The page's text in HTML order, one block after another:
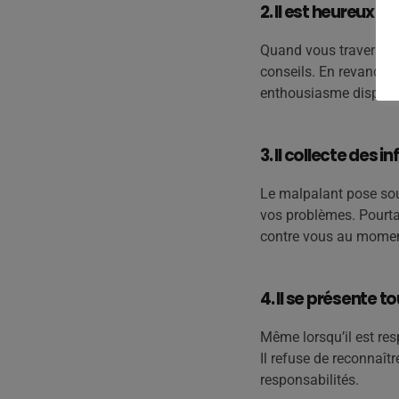
2. Il est heureux
Quand vous
conseils. En
enthousiasme
3. Il collecte des
Le malpalant pose
vos problèmes.
contre vous au
4. Il se présente
Même lorsqu’il est
Il refuse de
responsabilités.